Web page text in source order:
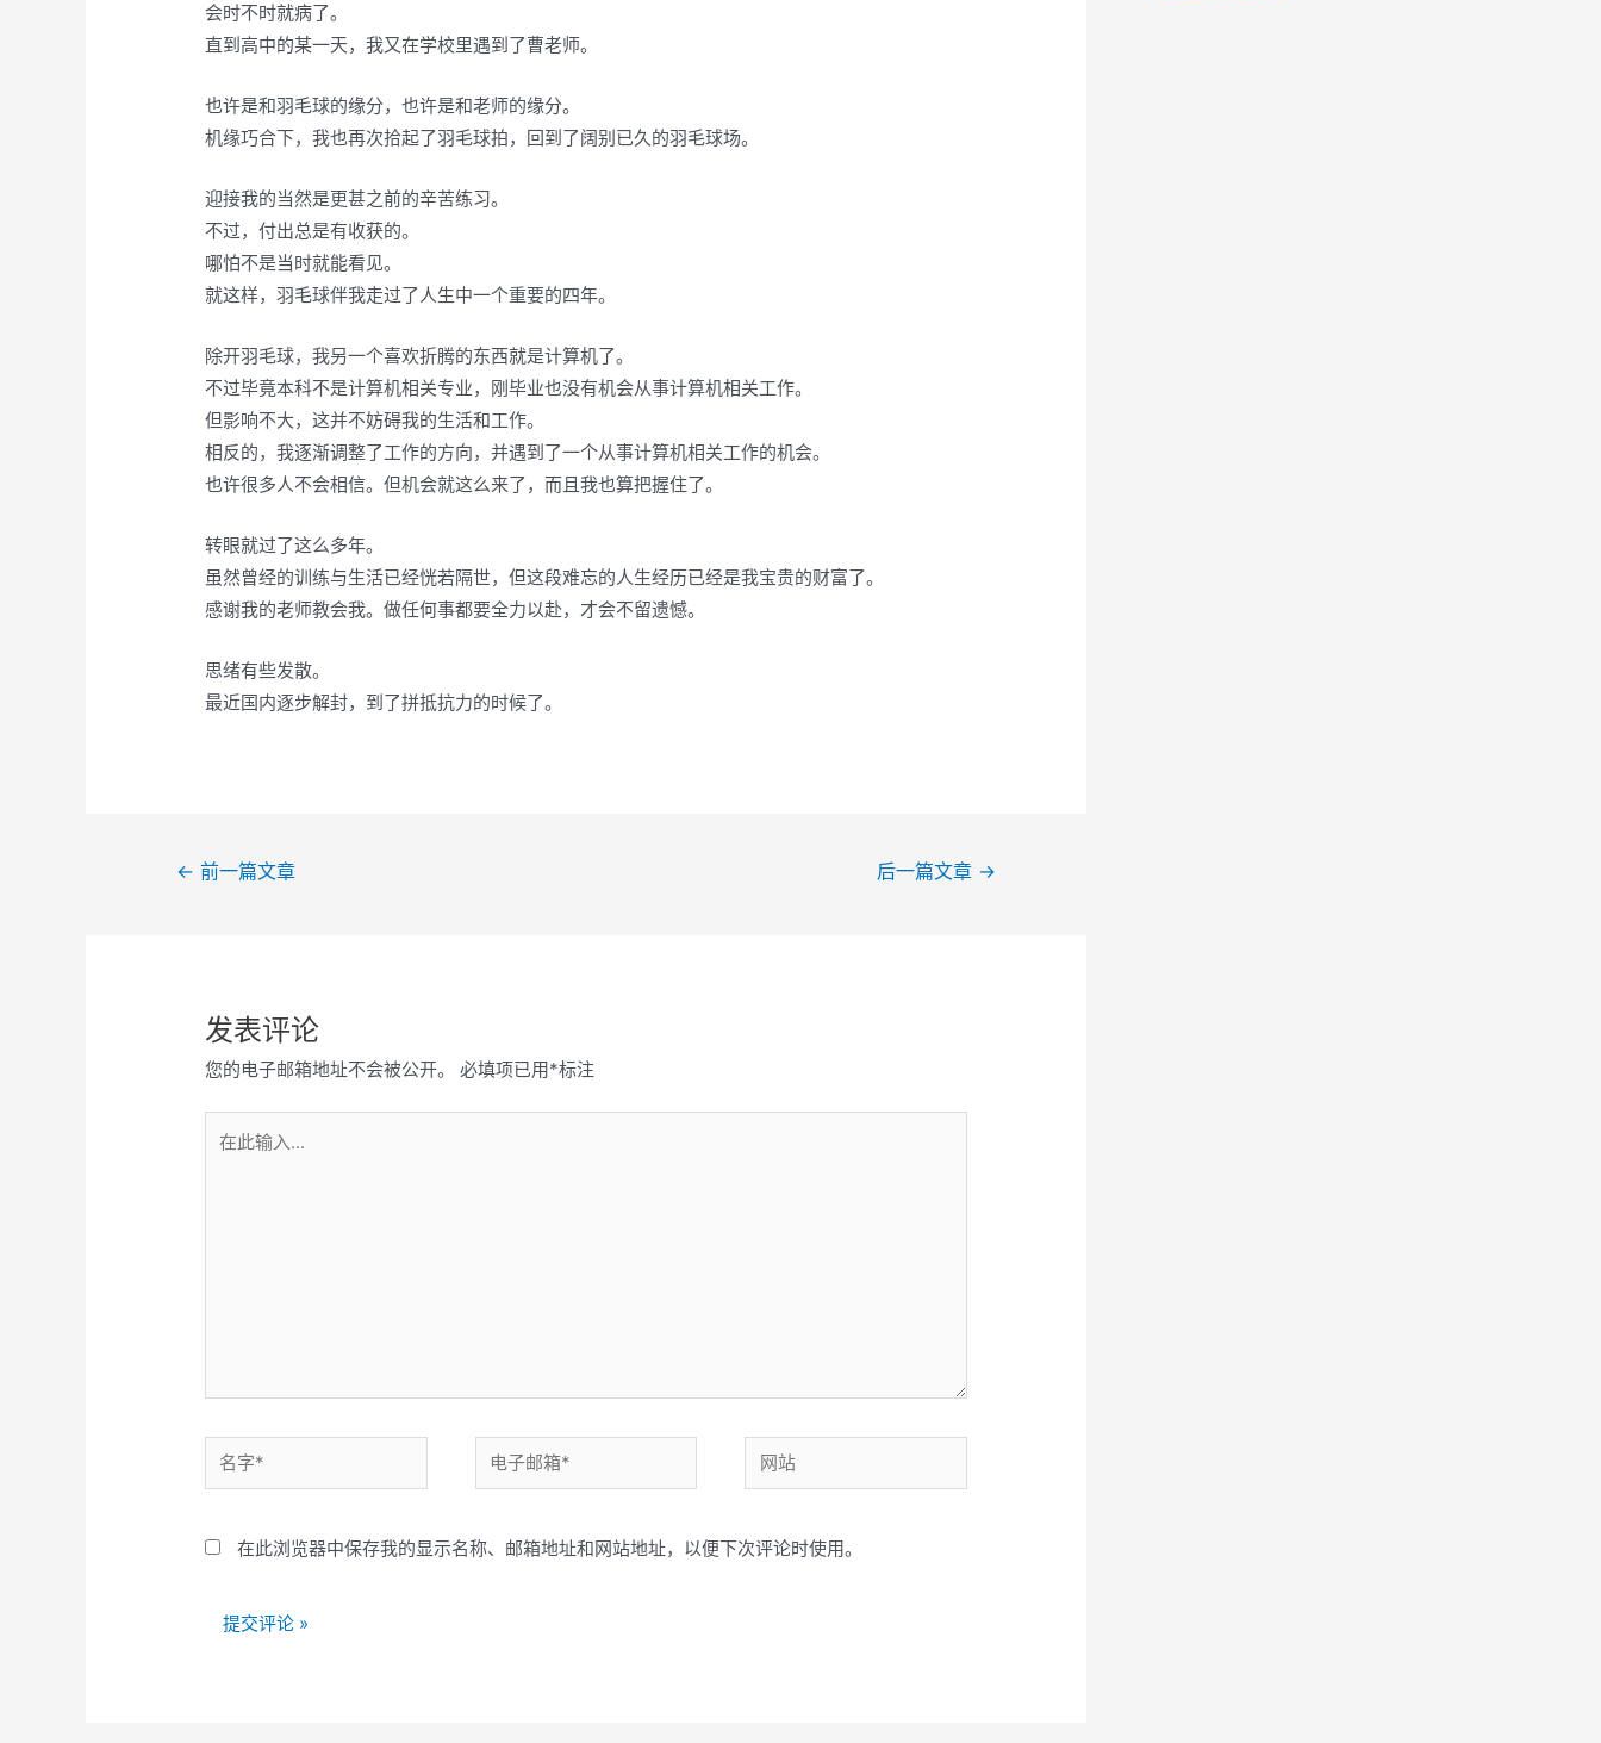
会时不时就病了。
直到高中的某一天，我又在学校里遇到了曹老师。
也许是和羽毛球的缘分，也许是和老师的缘分。
机缘巧合下，我也再次拾起了羽毛球拍，回到了阔别已久的羽毛球场。
迎接我的当然是更甚之前的辛苦练习。
不过，付出总是有收获的。
哪怕不是当时就能看见。
就这样，羽毛球伴我走过了人生中一个重要的四年。
除开羽毛球，我另一个喜欢折腾的东西就是计算机了。
不过毕竟本科不是计算机相关专业，刚毕业也没有机会从事计算机相关工作。
但影响不大，这并不妨碍我的生活和工作。
相反的，我逐渐调整了工作的方向，并遇到了一个从事计算机相关工作的机会。
也许很多人不会相信。但机会就这么来了，而且我也算把握住了。
转眼就过了这么多年。
虽然曾经的训练与生活已经恍若隔世，但这段难忘的人生经历已经是我宝贵的财富了。
感谢我的老师教会我。做任何事都要全力以赴，才会不留遗憾。
思绪有些发散。
最近国内逐步解封，到了拼抵抗力的时候了。
← 前一篇文章 后一篇文章 →
发表评论
您的电子邮箱地址不会被公开。 必填项已用*标注
字
子
箱
网
站
在此浏览器中保存我的显示名称、邮箱地址和网站地址，以便下次评论时使用。